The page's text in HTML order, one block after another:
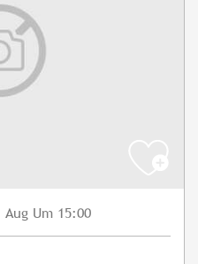
Aug Um 15:00